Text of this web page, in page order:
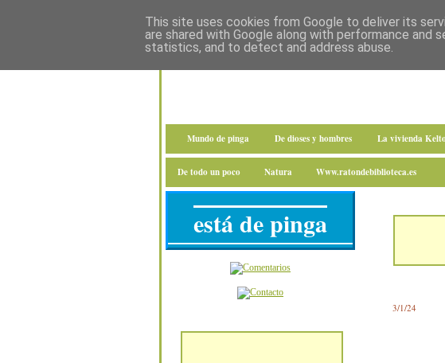
Mundo de pinga De dioses y hombres La vivienda
De todo un poco Natura Www.ratondebiblioteca.es
3/1/24
está de pinga
This site uses cookies from Google to deliver its
are shared with Google along with performance
statistics, and to detect and address abuse.